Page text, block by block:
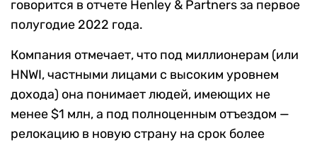
говорится в отчете Henley & Partnersза первое
полугодие 2022 года.
Компания отмечает, что под миллионерам (или
HNWI,частными лицами с высоким уровнем
дохода) она понимает людей, имеющих не
менее$1 млн, а под полноценным отъездом —
релокацию в новую страну на срок более